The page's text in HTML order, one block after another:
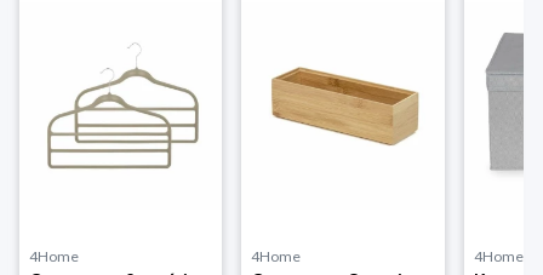
4Home 4Home 4Home